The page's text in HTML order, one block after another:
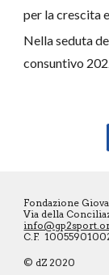
per la crescita
Nella seduta
consuntivo
Fondazione
Via della
C.F.
© dZ 2020